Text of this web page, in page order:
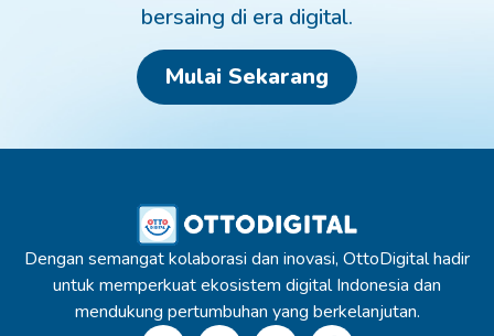
bersaing di era digital.
Mulai Sekarang
Dengan semangat kolaborasi dan inovasi, OttoDigital hadir
untuk memperkuat ekosistem digital Indonesia dan
mendukung pertumbuhan yang berkelanjutan.